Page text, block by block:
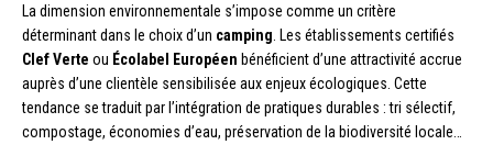
La dimension environnementale s’impose comme un critère
déterminant dans le choix d’un camping . Les établissements certifiés
Clef Verte ou Écolabel Européen bénéficient d’une attractivité accrue
auprès d’une clientèle sensibilisée aux enjeux écologiques. Cette
tendance se traduit par l’intégration de pratiques durables : tri sélectif,
compostage, économies d’eau, préservation de la biodiversité locale…